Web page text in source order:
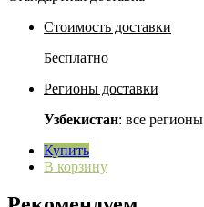
Стоимость доставки
Бесплатно
Регионы доставки
Узбекистан: все регионы
Купить
В корзину